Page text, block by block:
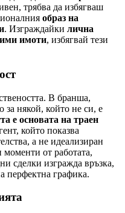
трябва да избягваш
образ на
. Изграждайки лична
имоти, избягвай тези
В бранша,
за някой, който не си, е
е основата на траен
който показва
а не идеализиран
моменти от работата,
сделки изгражда връзка,
перфектна графика.